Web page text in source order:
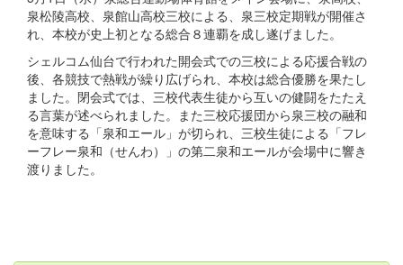
泉松陵高校、泉館山高校三校による、泉三校定期戦が開催さ
れ、本校が史上初となる総合８連覇を成し遂げました。
シェルコム仙台で行われた開会式での三校による応援合戦の
後、各競技で熱戦が繰り広げられ、本校は総合優勝を果たし
ました。閉会式では、三校代表生徒から互いの健闘をたたえ
る言葉が述べられました。また三校応援団から泉三校の融和
を意味する「泉和エール」が切られ、三校生徒による「フレ
ーフレー泉和（せんわ）」の第二泉和エールが会場中に響き
渡りました。